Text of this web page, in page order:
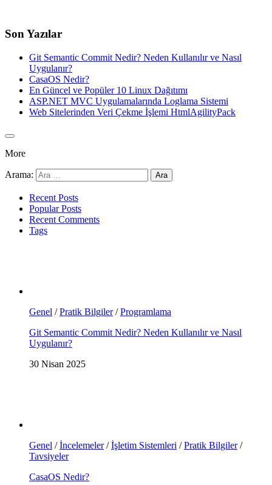
Son Yazılar
Git Semantic Commit Nedir? Neden Kullanılır ve Nasıl
Uygulanır?
CasaOS Nedir?
En Güncel ve Popüler 10 Linux Dağıtımı
ASP.NET MVC Uygulamalarında Loglama Sistemi
Web Sitelerinden Veri Çekme İşlemi HtmlAgilityPack
More
Arama:
Recent Posts
Popular Posts
Recent Comments
Tags
Genel /Pratik Bilgiler/Programlama
Git Semantic Commit Nedir? Neden Kullanılır ve Nasıl
Uygulanır?
30 Nisan 2025
Genel /İncelemeler/İşletim Sistemleri /Pratik Bilgiler/
Tavsiyeler
CasaOS Nedir?